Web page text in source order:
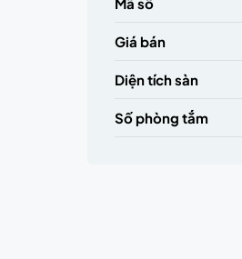
Giá bán
Diện tích sàn
Số phòng tắm